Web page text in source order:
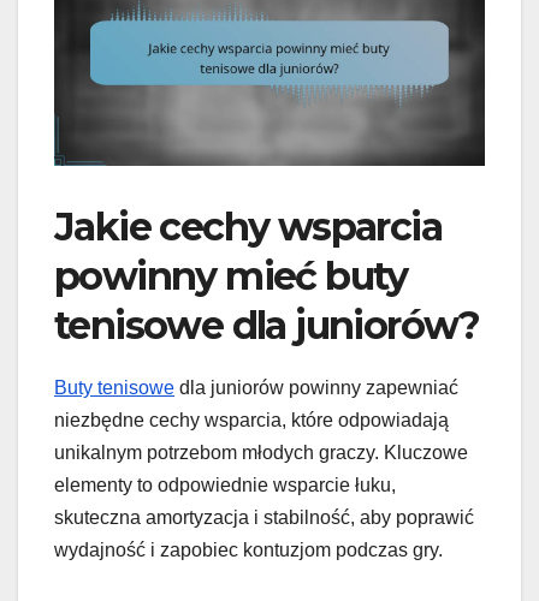
Jakie cechy wsparcia
powinny mieć buty
tenisowe dla juniorów?
Buty tenisowe dla juniorów powinny zapewniać
niezbędne cechy wsparcia, które odpowiadają
unikalnym potrzebom młodych graczy. Kluczowe
elementy to odpowiednie wsparcie łuku,
skuteczna amortyzacja i stabilność, aby poprawić
wydajność i zapobiec kontuzjom podczas gry.